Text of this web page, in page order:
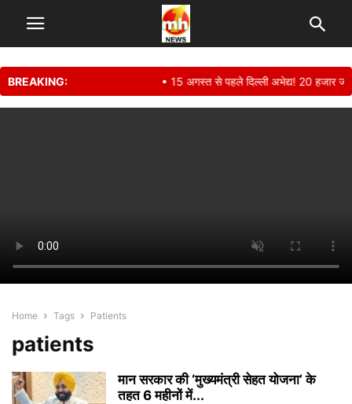
BREAKING: • 15 अगस्त से पहले दिल्ली अभेद्य! 20 हजार
Home Tags Patients
patients
मान सरकार की ‘मुख्यमंत्री सेहत योजना’ के
तहत 6 महीनों में...